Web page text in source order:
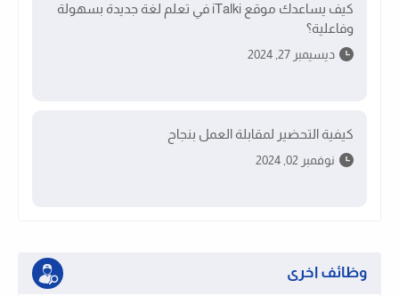
كيف يساعدك موقع iTalki في تعلم لغة جديدة بسهولة
وفاعلية؟
ديسيمبر 27, 2024
كيفية التحضير لمقابلة العمل بنجاح
نوفمبر 02, 2024
وظائف اخرى